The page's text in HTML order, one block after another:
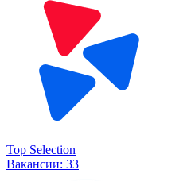
Top Selection
Вакансии: 33